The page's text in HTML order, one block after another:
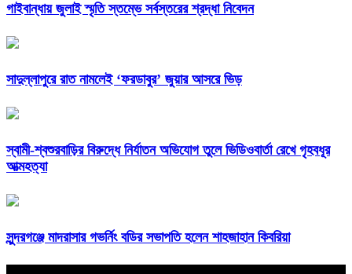
গাইবান্ধায় জুলাই স্মৃতি স্তম্ভে সর্বস্তরের শ্রদ্ধা নিবেদন
সাদুল্লাপুরে রাত নামলেই ‘ফরডাবুর’ জুয়ার আসরে ভিড়
স্বামী-শ্বশুরবাড়ির বিরুদ্ধে নির্যাতন অভিযোগ তুলে ভিডিওবার্তা রেখে গৃহবধূর
আত্মহত্যা
সুন্দরগঞ্জে মাদরাসার গভর্নিং বডির সভাপতি হলেন শাহজাহান কিবরিয়া